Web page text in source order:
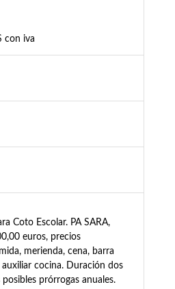
con iva
Coto Escolar. PA SARA,
euros, precios
merienda, cena, barra
auxiliar cocina. Duración dos
prórrogas anuales.